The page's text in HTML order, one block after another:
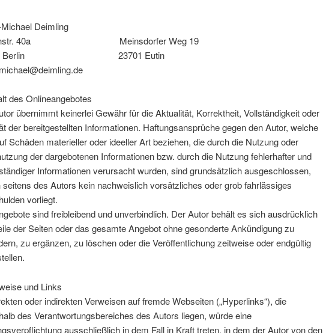
Deimling
40a Meinsdorfer Weg 19
Berlin 23701 Eutin
des Onlineangebotes
übernimmt keinerlei Gewähr für die Aktualität, Korrektheit, Vollständigkeit oder
der bereitgestellten Informationen. Haftungsansprüche gegen den Autor, welche
Schäden materieller oder ideeller Art beziehen, die durch die Nutzung oder
der dargebotenen Informationen bzw. durch die Nutzung fehlerhafter und
Informationen verursacht wurden, sind grundsätzlich ausgeschlossen,
seitens des Autors kein nachweislich vorsätzliches oder grob fahrlässiges
vorliegt.
sind freibleibend und unverbindlich. Der Autor behält es sich ausdrücklich
der Seiten oder das gesamte Angebot ohne gesonderte Ankündigung zu
zu ergänzen, zu löschen oder die Veröffentlichung zeitweise oder endgültig
und Links
oder indirekten Verweisen auf fremde Webseiten („Hyperlinks“), die
des Verantwortungsbereiches des Autors liegen, würde eine
ausschließlich in dem Fall in Kraft treten, in dem der Autor von den